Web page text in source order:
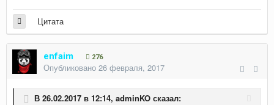
Цитата
enfaim 276
Опубликовано 26 февраля, 2017
В 26.02.2017 в 12:14, adminKO сказал: